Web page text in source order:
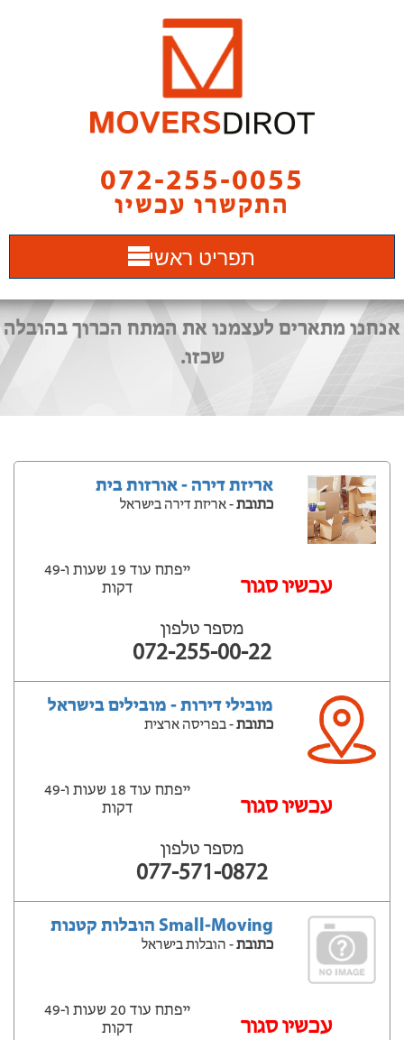
072-255-0055
התקשרו עכשיו
תפריט ראשי
אנחנו מתארים לעצמנו את המתח הכרוך בהובלה
שכזו.
אריזת דירה - אורזות בית
כתובת- אריזת דירה בישראל
עכשיו סגור
ייפתח עוד 19 שעות ‫ו-49
דקות
מספר טלפון
072-255-00-22
מובילי דירות - מובילים בישראל
כתובת- בפריסה ארצית
עכשיו סגור
ייפתח עוד 18 שעות ‫ו-49
דקות
מספר טלפון
077-571-0872
Small-Moving הובלות קטנות
כתובת- הובלות בישראל
עכשיו סגור
ייפתח עוד 20 שעות ‫ו-49
דקות